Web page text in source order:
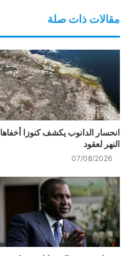
مقالات ذات صلة
انحسار الدانوب يكشف كنوزا أخفاها
النهر لعقود
07/08/2026